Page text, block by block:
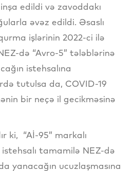
edildi və zavoddakı
əvəz edildi. Əsaslı
işlərinin 2022-ci ilə
də “Avro-5” tələblərinə
istehsalına
tutulsa da, COVID-19
bir neçə il gecikməsinə
ki, “Aİ-95” markalı
tamamilə NEZ-də
yanacağın ucuzlaşmasına